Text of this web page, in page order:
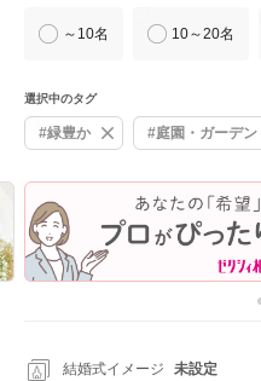
～10名 10～20名
選択中のタグ
#緑豊か #庭園・ガーデン
結婚式イメージ 未設定